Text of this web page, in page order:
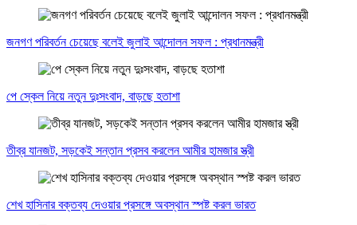
জনগণ পরিবর্তন চেয়েছে বলেই জুলাই আন্দোলন সফল : প্রধানমন্ত্রী
পে স্কেল নিয়ে নতুন দুঃসংবাদ, বাড়ছে হতাশা
তীব্র যানজট, সড়কেই সন্তান প্রসব করলেন আমীর হামজার স্ত্রী
শেখ হাসিনার বক্তব্য দেওয়ার প্রসঙ্গে অবস্থান স্পষ্ট করল ভারত